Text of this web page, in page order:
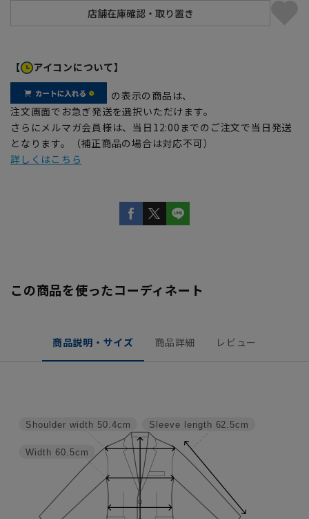
【 アイコンについて】
の表示の商品は、
注文画面でお急ぎ発送を選択いただけます。
さらにメルマガ会員様は、当日12:00までのご注文で当日発送
となります。（補正商品の場合は対応不可）
詳しくはこちら
この商品を使ったコーディネート
商品説明・サイズ 商品詳細 レビュー
Sleeve length 62.5cm
Width 60.5cm
Shoulder width 50.4cm